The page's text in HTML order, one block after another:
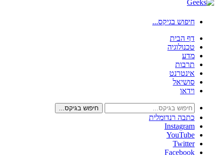
חיפוש בגיקס...
דף הבית
טכנולוגיה
מדע
תרבות
אינטרנט
סושיאל
וידאו
חיפוש בגיקס...
כתבה רנדומלית
Instagram
YouTube
Twitter
Facebook